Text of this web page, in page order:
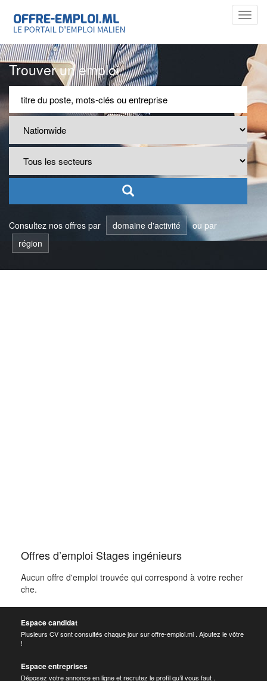
Trouver un emploi
Consultez nos offres par domaine d'activité
ou par
région
Offres d’emploi Stages ingénieurs
Aucun offre d'emploi trouvée qui correspond à votre recher
che.
Espace candidat
Plusieurs CV sont consultés chaque jour sur offre-emploi.ml . Ajoutez le vôtre
!
Espace entreprises
Déposez votre annonce en ligne et recrutez le profil qu’il vous faut .